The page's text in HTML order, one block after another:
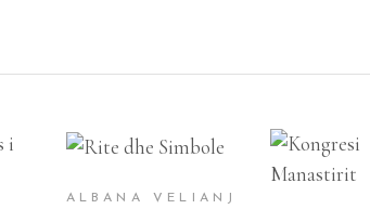
SHPORTË
ALBANA VELIANJ